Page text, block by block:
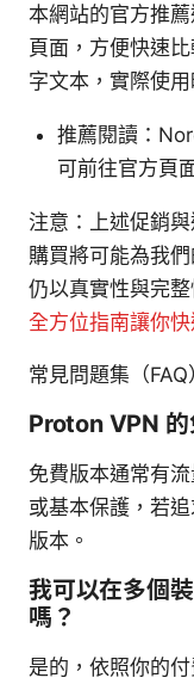
本網站的官方推
頁面，方便快速
字文本，實際使
推薦閱讀：
可前往官方頁
注意：上述促銷
購買將可能為我
仍以真實性與完
全方位指南讓你
常見問題集（FAQ
Proton VPN 的
免費版本通常有
或基本保護，若
版本。
我可以在多個
嗎？
是的，依照你的